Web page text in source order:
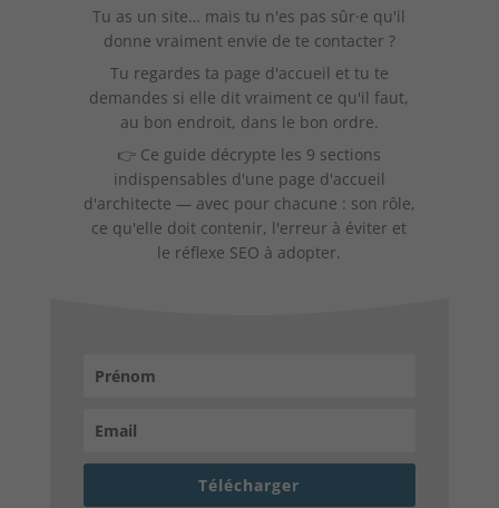
Tu as un site… mais tu n'es pas sûr·e qu'il
donne vraiment envie de te contacter ?
Tu regardes ta page d'accueil et tu te
demandes si elle dit vraiment ce qu'il faut,
au bon endroit, dans le bon ordre.
👉 Ce guide décrypte les 9 sections
indispensables d'une page d'accueil
d'architecte — avec pour chacune : son rôle,
ce qu'elle doit contenir, l'erreur à éviter et
le réflexe SEO à adopter.
Télécharger